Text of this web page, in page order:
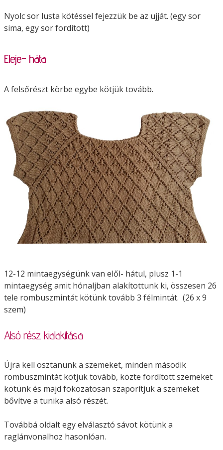
Nyolc sor lusta kötéssel fejezzük be az ujját. (egy sor
sima, egy sor fordított)
Eleje- háta
A felsőrészt körbe egybe kötjük tovább.
12-12 mintaegységünk van elől- hátul, plusz 1-1
mintaegység amit hónaljban alakítottunk ki, összesen 26
tele rombuszmintát kötünk tovább 3 félmintát. (26 x 9
szem)
Alsó rész kialakítása
Újra kell osztanunk a szemeket, minden második
rombuszmintát kötjük tovább, közte fordított szemeket
kötünk és majd fokozatosan szaporítjuk a szemeket
bővítve a tunika alsó részét.
Továbbá oldalt egy elválasztó sávot kötünk a
raglánvonalhoz hasonlóan.